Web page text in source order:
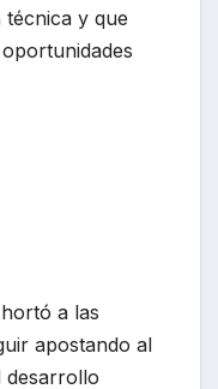
y que
a las
apostando al
desarrollo